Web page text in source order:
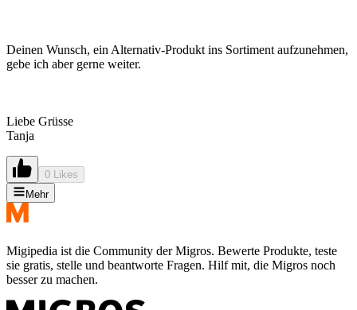
Deinen Wunsch, ein Alternativ-Produkt ins Sortiment aufzunehmen,
gebe ich aber gerne weiter.
Liebe Grüsse
Tanja
0 Likes
Mehr
Migipedia ist die Community der Migros. Bewerte Produkte, teste
sie gratis, stelle und beantworte Fragen. Hilf mit, die Migros noch
besser zu machen.